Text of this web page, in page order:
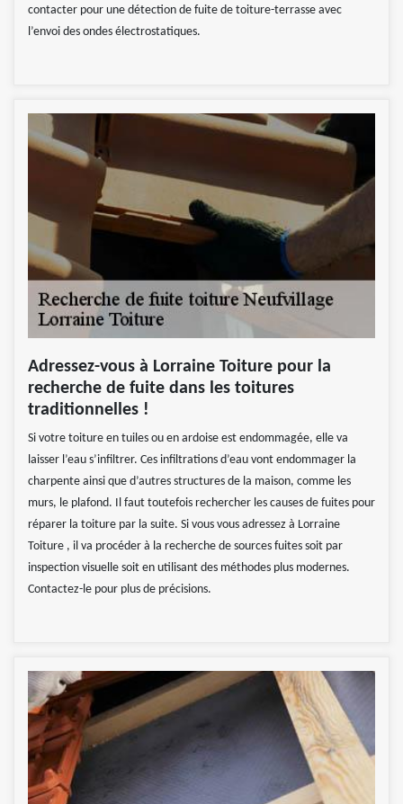
contacter pour une détection de fuite de toiture-terrasse avec
l’envoi des ondes électrostatiques.
Adressez-vous à Lorraine Toiture pour la
recherche de fuite dans les toitures
traditionnelles !
Si votre toiture en tuiles ou en ardoise est endommagée, elle va
laisser l’eau s’infiltrer. Ces infiltrations d’eau vont endommager la
charpente ainsi que d’autres structures de la maison, comme les
murs, le plafond. Il faut toutefois rechercher les causes de fuites pour
réparer la toiture par la suite. Si vous vous adressez à Lorraine
Toiture , il va procéder à la recherche de sources fuites soit par
inspection visuelle soit en utilisant des méthodes plus modernes.
Contactez-le pour plus de précisions.